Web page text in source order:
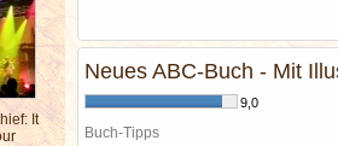
It
Neues ABC-Buch - Mit
9,0
Buch-Tipps